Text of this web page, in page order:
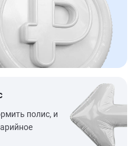
полис, и